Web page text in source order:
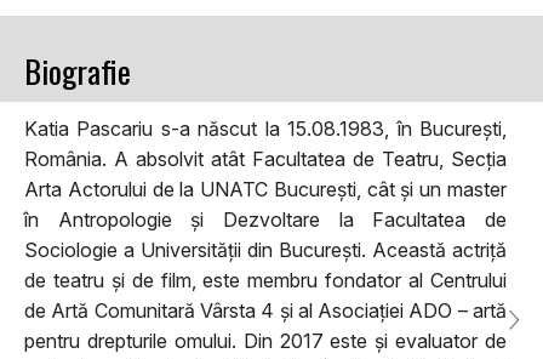
Biografie
Katia Pascariu s-a născut la 15.08.1983, în București,
România. A absolvit atât Facultatea de Teatru, Secția
Arta Actorului de la UNATC București, cât și un master
în Antropologie și Dezvoltare la Facultatea de
Sociologie a Universității din București. Această actriță
de teatru și de film, este membru fondator al Centrului
de Artă Comunitară Vârsta 4 și al Asociației ADO – artă
pentru drepturile omului. Din 2017 este și evaluator de